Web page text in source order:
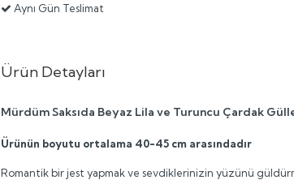
Aynı Gün Teslimat
Ürün Detayları
Mürdüm Saksıda Beyaz Lila ve Turuncu Çardak
Ürünün boyutu ortalama 40-45 cm arasındadır
Romantik bir jest yapmak ve sevdiklerinizin yüzünü